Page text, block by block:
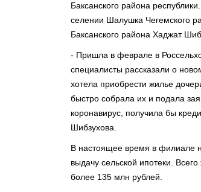
Баксанского района
селении Шалушка Чегемского
Баксанского района Хаджат
- Пришла в феврале в
специалисты рассказали о
хотела приобрести жилье
быстро собрала их и подала
коронавирус, получила бы
Шибзухова.
В настоящее время в филиале
выдачу сельской ипотеки.
более 135 млн рублей.